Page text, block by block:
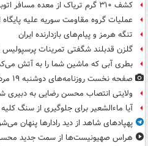
کشف ۳۱۰ گرم تریاک از معده مسافر اتوبوس در قاینات
عملیات گروه مقاومت سوریه علیه پایگاه
تنگه هرمز و پیام‌های بازدارنده ایران
گلزن قدبلند شگفتی تمرینات
بطری آبی که ماشین شما را به آتش
صفحه نخست روزنامه‌های دوشنبه ۱۹ مرداد ۱۴۰۵
ولایتی انتصاب محسن رضایی به دبیری
آیا ماءالشعیر برای جلوگیری از سنگ
پهپادهای شاهد از دید رادارها پنهان
هراس صهیونیست‌ها از سمت جدید